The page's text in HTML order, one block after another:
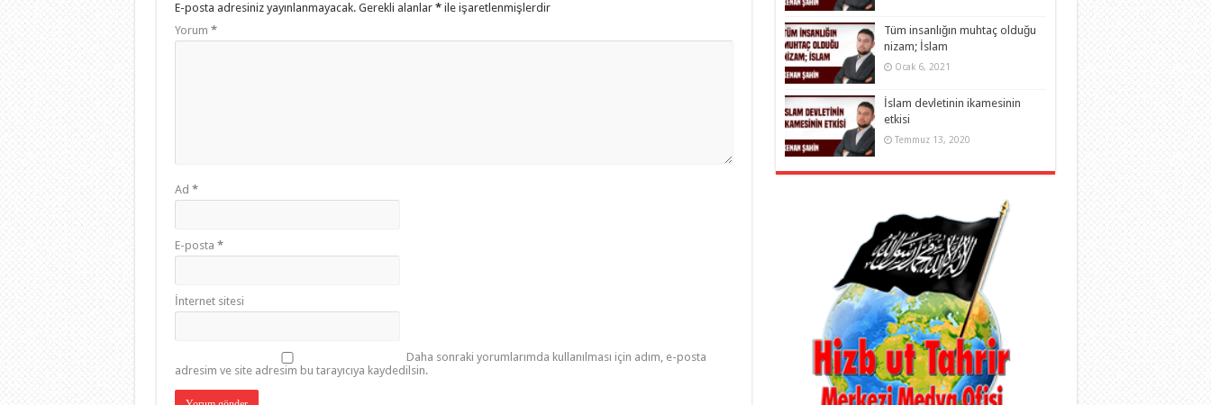
E-posta adresiniz yayınlanmayacak. Gerekli alanlar *ile işaretlenmişlerdir
Yorum *
Ad *
E-posta *
İnternet sitesi
Daha sonraki yorumlarımda kullanılması için adım, e-posta
adresim ve site adresim bu tarayıcıya kaydedilsin.
Tüm insanlığın muhtaç olduğu
nizam; İslam
Ocak 6, 2021
İslam devletinin ikamesinin
etkisi
Temmuz 13, 2020